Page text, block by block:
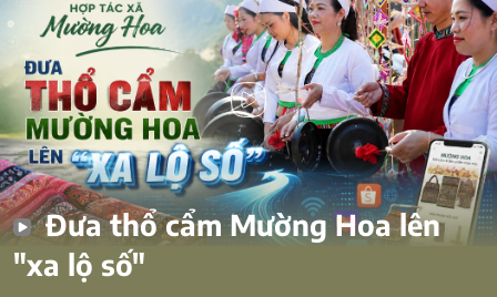
Đưa thổ cẩm Mường Hoa lên
"xa lộ số"